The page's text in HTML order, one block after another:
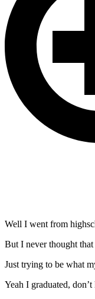
Well I went from
But I never thought
Just trying to be what
Yeah I graduated,